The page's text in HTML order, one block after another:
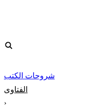
شروحات الكتب
الفتاوى
‹